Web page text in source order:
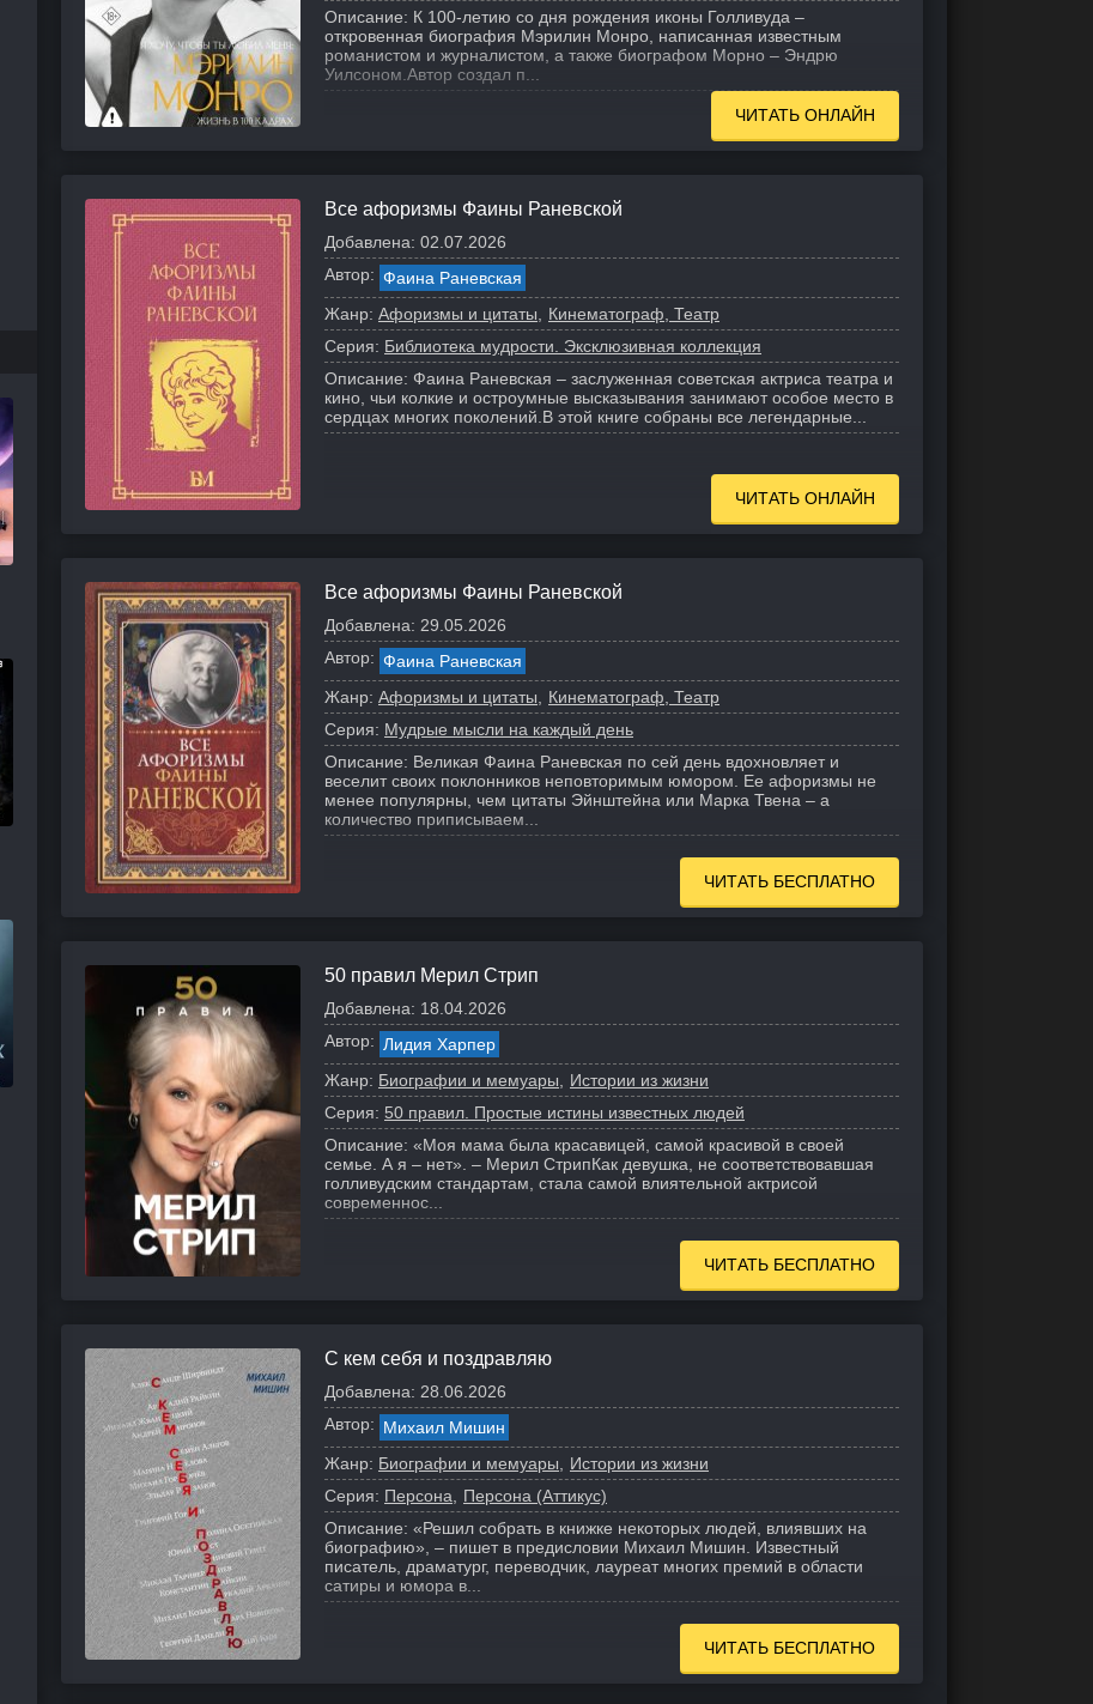
Описание: К 100-летию со дня рождения иконы Голливуда –
откровенная биография Мэрилин Монро, написанная известным
романистом и журналистом, а также биографом Морно – Эндрю
Уилсоном. Автор создал п...
ЧИТАТЬ ОНЛАЙН
Все афоризмы Фаины Раневской
Добавлена: 02.07.2026
Автор: Фаина Раневская
Жанр: Афоризмы и цитаты
Кинематограф, Театр
Серия: Библиотека мудрости. Эксклюзивная коллекция
Описание: Фаина Раневская – заслуженная советская актриса театра и
кино, чьи колкие и остроумные высказывания занимают особое место в
сердцах многих поколений. В этой книге собраны все легендарные...
ЧИТАТЬ ОНЛАЙН
Все афоризмы Фаины Раневской
Добавлена: 29.05.2026
Автор: Фаина Раневская
Жанр: Афоризмы и цитаты
Кинематограф, Театр
Серия: Мудрые мысли на каждый день
Описание: Великая Фаина Раневская по сей день вдохновляет и
веселит своих поклонников неповторимым юмором. Ее афоризмы не
менее популярны, чем цитаты Эйнштейна или Марка Твена – а
количество приписываем...
ЧИТАТЬ БЕСПЛАТНО
50 правил Мерил Стрип
Добавлена: 18.04.2026
Автор: Лидия Харпер
Жанр: Биографии и мемуары
Истории из жизни
Серия: 50 правил. Простые истины известных людей
Описание: «Моя мама была красавицей, самой красивой в своей
семье. А я – нет». – Мерил СтрипКак девушка, не соответствовавшая
голливудским стандартам, стала самой влиятельной актрисой
современнос...
ЧИТАТЬ БЕСПЛАТНО
С кем себя и поздравляю
Добавлена: 28.06.2026
Автор: Михаил Мишин
Жанр: Биографии и мемуары
Истории из жизни
Серия: Персона
Персона (Аттикус)
Описание: «Решил собрать в книжке некоторых людей, влиявших на
биографию», – пишет в предисловии Михаил Мишин. Известный
писатель, драматург, переводчик, лауреат многих премий в области
сатиры и юмора в...
ЧИТАТЬ БЕСПЛАТНО